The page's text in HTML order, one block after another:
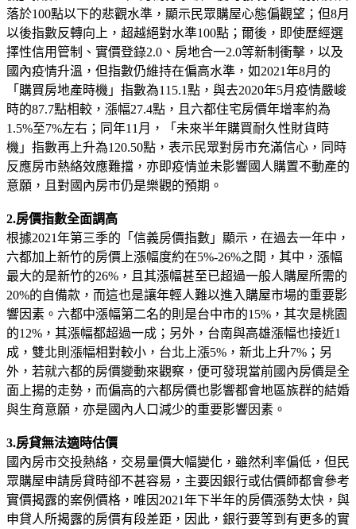
落於100點以下的悲觀水準，顯示民眾購屋心態偏觀望；但8月
以後指數反轉向上，超越絕對水準100點；爾後，即使歷經選
擇性信用管制、實價登錄2.0、房地合一2.0等新制衝擊，以及
國內疫情升溫，但指數仍維持在偏高水準，如2021年8月的
「購買房地產時機」指數為115.1點，與去2020年5月疫情嚴峻
時的87.7點相較，漲幅27.4點，且六都住宅房價年增率約為
1.5%至7%左右；同年11月，「未來半年購買耐久性財貨時
機」指數再上升為120.50點，表示民眾對房市充滿信心，同時
反應房市熱絡效應難擋，亦即疫情並未影響國人購置不動產的
意願，且對國內房市仍是樂觀的預期。
2.房價指數全面調高
根據2021年第三季的「信義房價指數」顯示，在過去一年中，
六都加上新竹的房價上漲幅度約在5%-26%之間，其中，漲幅
最大的是新竹的26%，且其漲幅甚至已超過一般人購屋所需的
20%的自備款，而這也是讓年輕人難以進入購屋市場的重要影
響因素。六都中漲幅第二名的則是台中市的15%，其次是桃園
的12%，其漲幅都超過一成；另外，台南與高雄漲幅也接近1
成，雙北則漲幅相對較小，台北上漲5%，新北上升7%；另
外，若就六都的房價變動來觀察，便可發現當前國內房價是全
面上揚的走勢，而偏高的六都房價也影響都會地區族群的結婚
與生育意願，亦是國內人口減少的重要影響因素。
3.房貸無法適時估價
國內房市交投熱絡，交易量價大幅變化，雖然利率偏低，但民
眾購屋申請房貸時卻不甚容易，主要因銀行或估價師都會參考
實價揭露的案例價格，唯因2021年下半年的房價漲勢太快，與
申貸人所揭露的房價有段差距，因此，銀行要等到有更多的實